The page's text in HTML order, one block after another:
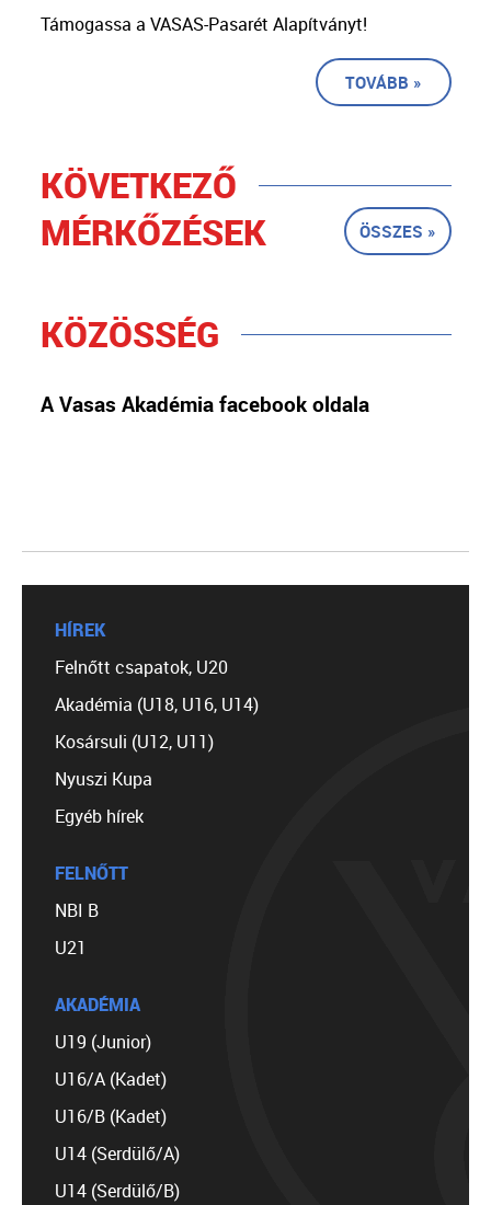
Támogassa a VASAS-Pasarét Alapítványt!
TOVÁBB »
KÖVETKEZŐ
MÉRKŐZÉSEK
ÖSSZES »
KÖZÖSSÉG
A Vasas Akadémia facebook oldala
HÍREK
Felnőtt csapatok, U20
Akadémia (U18, U16, U14)
Kosársuli (U12, U11)
Nyuszi Kupa
Egyéb hírek
FELNŐTT
NBI B
U21
AKADÉMIA
U19 (Junior)
U16/A (Kadet)
U16/B (Kadet)
U14 (Serdülő/A)
U14 (Serdülő/B)